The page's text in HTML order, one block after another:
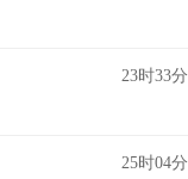
23时33分
25时04分